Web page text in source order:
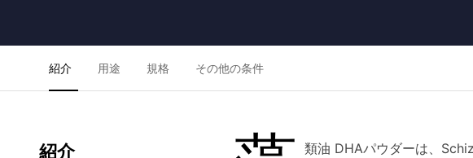
紹介 用途 規格 その他の条件
紹介
類油 DHAパウダーは、